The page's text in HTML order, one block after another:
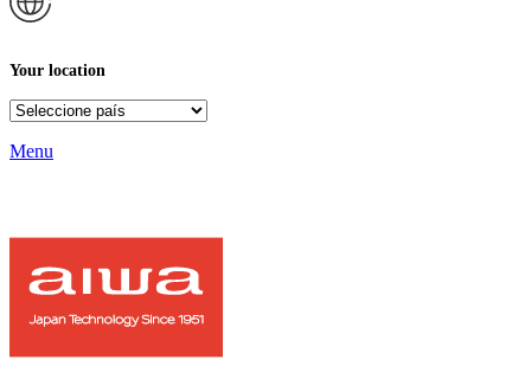
Your location
Menu